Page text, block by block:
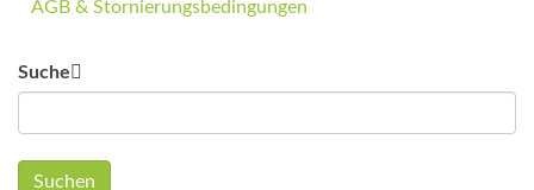
AGB & Stornierungsbedingungen
Suche
Suchen